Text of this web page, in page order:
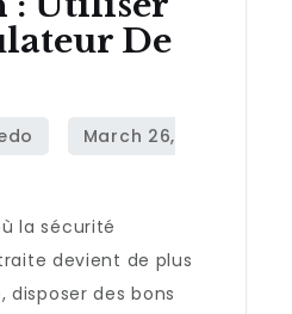
De
la sécurité
devient de plus
disposer des bons